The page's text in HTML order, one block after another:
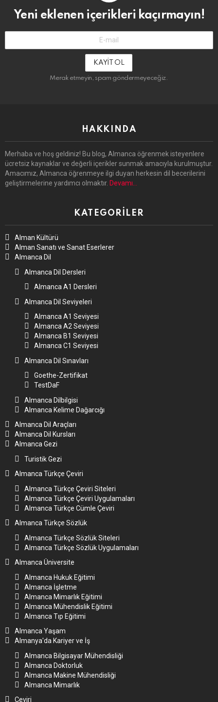
Yeni eklenen içerikleri kaçırmayın!
Adresin:
Merak etmeyin, spam göndermeyeceğiz.
HAKKINDA
Merhaba ve hoş geldiniz! Bu blog, Almanca öğrenmek isteyenlere
ücretsiz kaynaklar ve değerli içerikler sunmak amacıyla kurulmuştur.
Amacımız, Almanca öğrenmeye ilgi duyan herkesin dil becerilerini
geliştirmelerine yardımcı olmaktır. Devamı…
KATEGORILER
Alman Kültürü
Alman Sanatı ve Sanat Eserlerer
Almanca Dil
Almanca Dil Dersleri
Almanca A1 Dersleri
Almanca Dil Seviyeleri
Almanca A1 Seviyesi
Almanca A2 Seviyesi
Almanca B1 Seviyesi
Almanca C1 Seviyesi
Almanca Dil Sınavları
Goethe-Zertifikat
TestDaF
Almanca Dilbilgisi
Almanca Kelime Dağarcığı
Almanca Dil Araçları
Almanca Dil Kursları
Almanca Gezi
Turistik Gezi
Almanca Türkçe Çeviri
Almanca Türkçe Çeviri Siteleri
Almanca Türkçe Çeviri Uygulamaları
Almanca Türkçe Cümle Çeviri
Almanca Türkçe Sözlük
Almanca Türkçe Sözlük Siteleri
Almanca Türkçe Sözlük Uygulamaları
Almanca Üniversite
Almanca Hukuk Eğitimi
Almanca İşletme
Almanca Mimarlık Eğitimi
Almanca Mühendislik Eğitimi
Almanca Tıp Eğitimi
Almanca Yaşam
Almanya'da Kariyer ve İş
Almanca Bilgisayar Mühendisliği
Almanca Doktorluk
Almanca Makine Mühendisliği
Almanca Mimarlık
Çeviri